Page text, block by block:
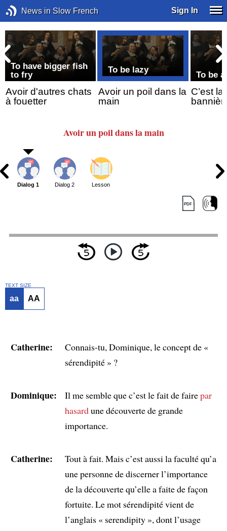
News in Slow French Sign In
To have bigger fish
to fry
Avoir d'autres chats
à fouetter
To be lazy
Avoir un poil dans la
main
To be
C’est
Avoirun poildans la main
Dialog 1 Dialog 2 Lesson
TEXT SIZE
aa AA
Catherine:
Connais-tu, Dominique, le concept de «
sérendipité » ?
Dominique: Il me semble que c’est le fait de fairepar
hasardune découverte de grande
importance.
Catherine:
Tout à fait. Mais c’est aussi la faculté qu’a
une personne de discerner l’importance
de la découverte qu’elle a faite de façon
fortuite. Le mot sérendipité vient de
l’anglais « serendipity », dont l’usage